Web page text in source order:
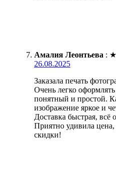
Амалия Леонтьева : ★
26.08.2025
Заказала печать
Очень легко
понятный и простой.
изображение яркое и
Доставка быстрая, всё
Приятно удивила
скидки!